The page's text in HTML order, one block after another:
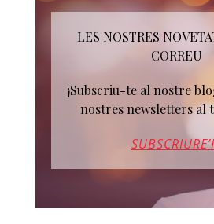
LES NOSTRES
CORREU
¡Subscriu-te al nostre
nostres newsletters al